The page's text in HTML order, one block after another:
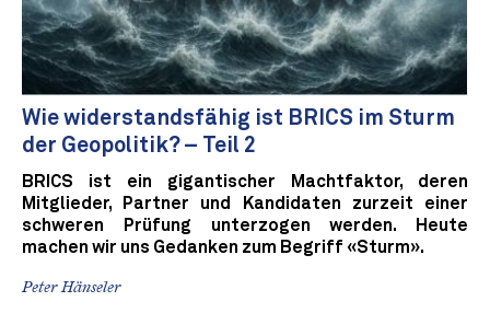
Wie widerstandsfähig ist BRICS im Sturm
der Geopolitik? – Teil 2
BRICS ist ein gigantischer Machtfaktor, deren
Mitglieder, Partner und Kandidaten zurzeit einer
schweren Prüfung unterzogen werden. Heute
machen wir uns Gedanken zum Begriff «Sturm».
Peter Hänseler